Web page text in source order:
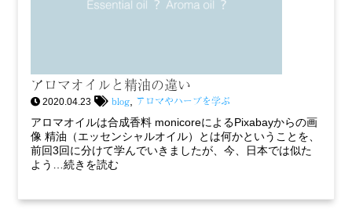
アロマオイルと精油の違い
2020.04.23 blog アロマやハーブを学ぶ
アロマオイルは合成香料 monicoreによるPixabayからの画
像 精油（エッセンシャルオイル）とは何かということを、
前回3回に分けて学んでいきましたが、今、日本では似た
よう…続きを読む